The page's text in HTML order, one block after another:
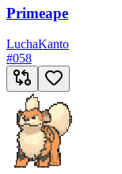
Primeape
LuchaKanto
#058